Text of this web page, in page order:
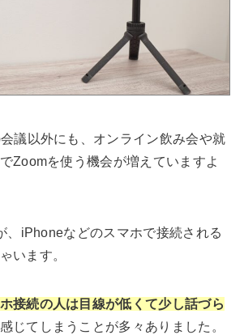
議以外にも、オンライン飲み会や就
Zoomを使う機会が増えていますよ
、iPhoneなどのスマホで接続される
います。
ホ接続の人は目線が低くて少し話づら
じてしまうことが多々ありました。